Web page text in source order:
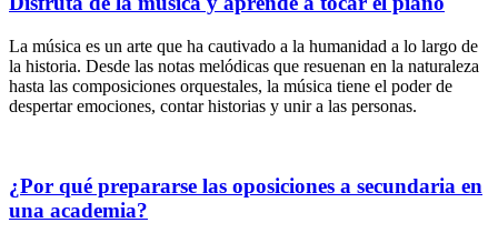
La música es un arte que ha cautivado a la humanidad a lo largo de
la historia. Desde las notas melódicas que resuenan en la naturaleza
hasta las composiciones orquestales, la música tiene el poder de
despertar emociones, contar historias y unir a las personas.
¿Por qué prepararse las oposiciones a secundaria en
una academia?